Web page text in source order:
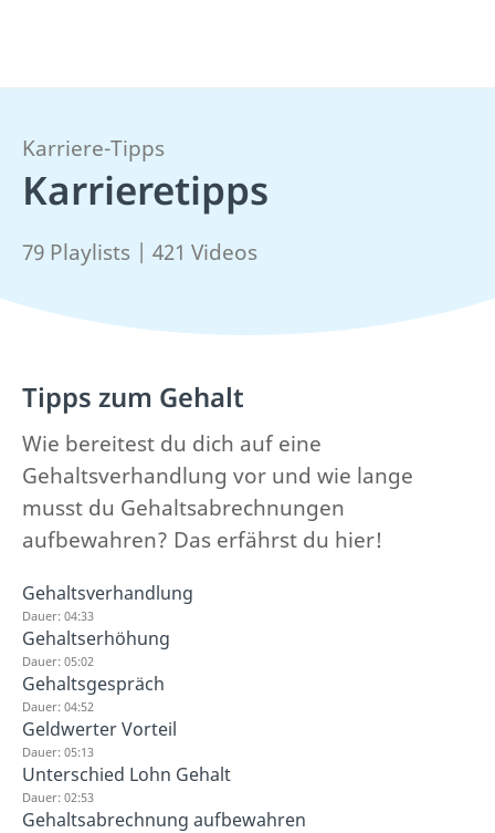
Karriere-Tipps
Karrieretipps
79 Playlists | 421 Videos
Tipps zum Gehalt
Wie bereitest du dich auf eine
Gehaltsverhandlung vor und wie lange
musst du Gehaltsabrechnungen
aufbewahren? Das erfährst du hier!
Gehaltsverhandlung
Dauer: 04:33
Gehaltserhöhung
Dauer: 05:02
Gehaltsgespräch
Dauer: 04:52
Geldwerter Vorteil
Dauer: 05:13
Unterschied Lohn Gehalt
Dauer: 02:53
Gehaltsabrechnung aufbewahren